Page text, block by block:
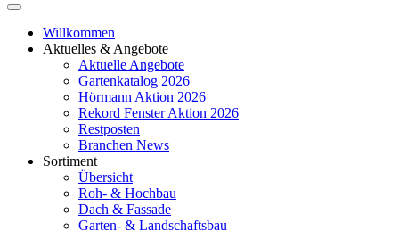
Willkommen
Aktuelles & Angebote
Aktuelle Angebote
Gartenkatalog 2026
Hörmann Aktion 2026
Rekord Fenster Aktion 2026
Restposten
Branchen News
Sortiment
Übersicht
Roh- & Hochbau
Dach & Fassade
Garten- & Landschaftsbau